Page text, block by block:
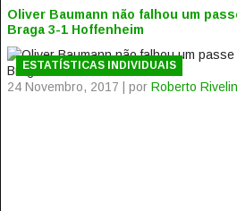
Oliver Baumann não falhou um
Braga 3-1 Hoffenheim
24 Novembro, 2017 | por Roberto
ESTATÍSTICAS INDIVIDUAIS